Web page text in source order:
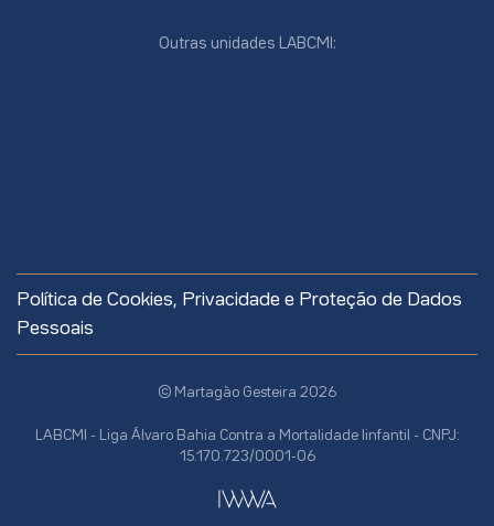
site
Outras unidades LABCMI:
Política de Cookies, Privacidade e Proteção de Dados
Pessoais
© Martagão Gesteira 2026
LABCMI - Liga Álvaro Bahia Contra a Mortalidade Iinfantil - CNPJ:
15.170.723/0001-06